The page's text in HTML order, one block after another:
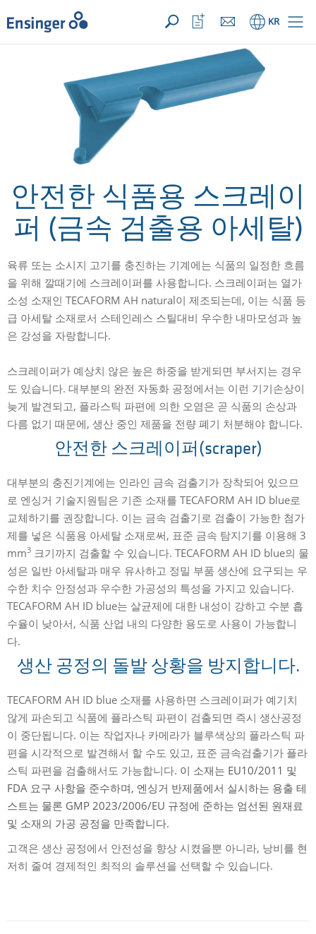
문의사항 ({{productCount}} Products) 열기
홈 KR
관
심
목
록
기
안전한 식품용 스크레이
퍼 (금속 검출용 아세탈)
육류 또는 소시지 고기를 충진하는 기계에는 식품의 일정한 흐름
을 위해 깔때기에 스크레이퍼를 사용합니다. 스크레이퍼는 열가
소성 소재인 TECAFORM AH natural이 제조되는데, 이는 식품 등
급 아세탈 소재로서 스테인레스 스틸대비 우수한 내마모성과 높
은 강성을 자랑합니다.
스크레이퍼가 예상치 않은 높은 하중을 받게되면 부서지는 경우
도 있습니다. 대부분의 완전 자동화 공정에서는 이런 기기손상이
늦게 발견되고, 플라스틱 파편에 의한 오염은 곧 식품의 손상과
다름 없기 때문에, 생산 중인 제품을 전량 폐기 처분해야 합니다.
안전한 스크레이퍼(scraper)
대부분의 충진기계에는 인라인 금속 검출기가 장착되어 있으므
로 엔싱거 기술지원팀은 기존 소재를 TECAFORM AH ID blue로
교체하기를 권장합니다. 이는 금속 검출기로 검출이 가능한 첨가
제를 넣은 식품용 아세탈 소재로써, 표준 금속 탐지기를 이용해 3
mm3 크기까지 검출할 수 있습니다. TECAFORM AH ID blue의 물
성은 일반 아세탈과 매우 유사하고 정밀 부품 생산에 요구되는 우
수한 치수 안정성과 우수한 가공성의 특성을 가지고 있습니다.
TECAFORM AH ID blue는 살균제에 대한 내성이 강하고 수분 흡
수율이 낮아서, 식품 산업 내의 다양한 용도로 사용이 가능합니
다.
생산 공정의 돌발 상황을 방지합니다.
TECAFORM AH ID blue 소재를 사용하면 스크레이퍼가 예기치
않게 파손되고 식품에 플라스틱 파편이 검출되면 즉시 생산공정
이 중단됩니다. 이는 작업자나 카메라가 블루색상의 플라스틱 파
편을 시각적으로 발견해서 할 수도 있고, 표준 금속검출기가 플라
스틱 파편을 검출해서도 가능합니다. 이 소재는 EU10/2011 및
FDA 요구 사항을 준수하며, 엔싱거 반제품에서 실시하는 용출 테
스트는 물론 GMP 2023/2006/EU 규정에 준하는 엄선된 원재료
및 소재의 가공 공정을 만족합니다.
고객은 생산 공정에서 안전성을 향상 시켰을뿐 아니라, 낭비를 현
저히 줄여 경제적인 최적의 솔루션을 선택할 수 있습니다.